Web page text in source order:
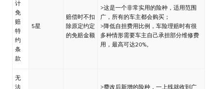
计
免
赔
特
约
条
款
5星
赔偿时不扣
除原定约定
的免赔金额
>这是一个非常实用的险种，适用范围
广，所有的车主都会购买；
>降低自担费用比例，车险理赔时有很
多种情形需要车主自己承担部分维修费
用，最高可达20%。
无
法
>费改后新增的险种，一上线就收到广